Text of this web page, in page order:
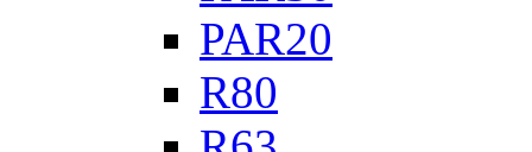
PAR20
R80